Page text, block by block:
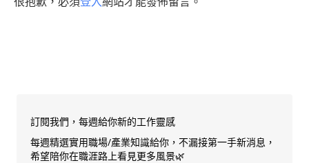
訂閱我們，每週給你新的工作靈感
每週精選實用職場/產業知識給你，不漏接第一手新消息，
希望陪你在職涯路上看見更多風景🌿